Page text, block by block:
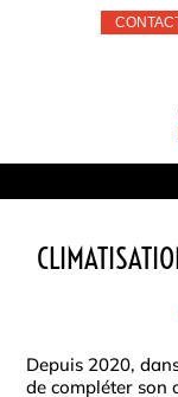
Depuis 2020,
de compléter son